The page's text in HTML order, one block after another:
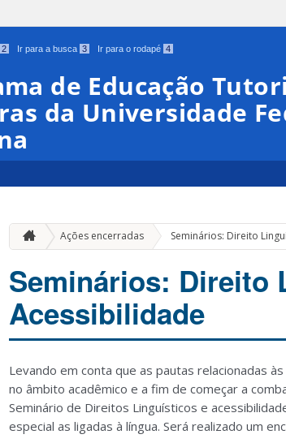
2 Ir para a busca 3 Ir para o rodapé 4
de Educação
da Universidade
Ações encerradas Seminários: Direito
Seminários: Direito
Acessibilidade
Levando em conta que as pautas relacionadas
no âmbito acadêmico e a fim de começar a
Seminário de Direitos Linguísticos e
especial as ligadas à língua. Será realizado um